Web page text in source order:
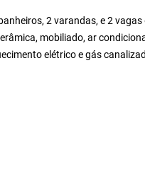
2 varandas, e 2
mobiliado, ar
elétrico e gás